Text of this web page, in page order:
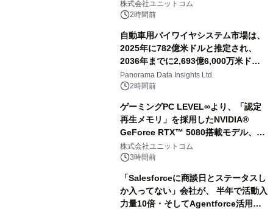
株式会社ユニットコム
2時間前
自動車用バイワイヤシステム市場は、
2025年に782億米ドルと推定され、
2036年までに2,693億6,000万米ドル
に達すると予測されており、予測期間
（2026年～2036年）
Panorama Data Insights Ltd.
2時間前
ゲーミングPC LEVEL∞より、「認定
再生メモリ」を採用したNVIDIA®
GeForce RTX™ 5080搭載モデル、
NVIDIA® GeForce RTX™ 5070 Ti搭
載モデルを販売開始
株式会社ユニットコム
3時間前
「Salesforceに商談日とステータスし
か入ってない」会社が、 半年で活動入
力量10倍・そしてAgentforce活用へ